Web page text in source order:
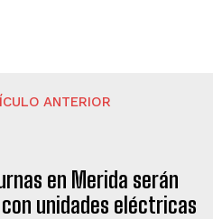
ANTERIOR
en Merida serán